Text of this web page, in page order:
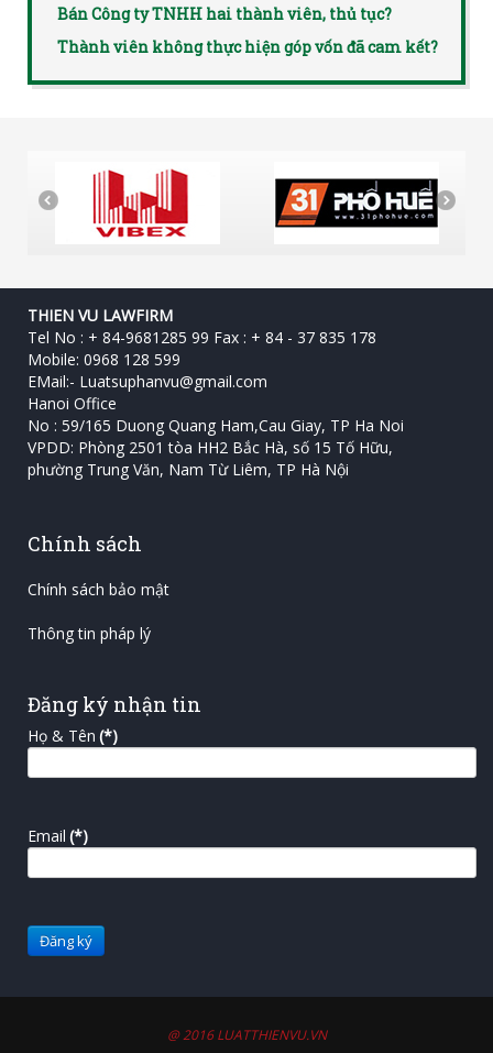
Bán Công ty TNHH hai thành viên, thủ tục?
Thành viên không thực hiện góp vốn đã cam kết?
THIEN VU LAWFIRM
Tel No : + 84-9681285 99 Fax : + 84 - 37 835 178
Mobile: 0968 128 599
EMail:- Luatsuphanvu@gmail.com
Hanoi Office
No : 59/165 Duong Quang Ham,Cau Giay, TP Ha Noi
VPDD: Phòng 2501 tòa HH2 Bắc Hà, số 15 Tố Hữu, ‎
phường Trung Văn, Nam Từ Liêm, TP Hà Nội
Chính sách
Chính sách bảo mật
Thông tin pháp lý
Đăng ký nhận tin
Họ & Tên (*)
Email (*)
@ 2016 LUATTHIENVU.VN